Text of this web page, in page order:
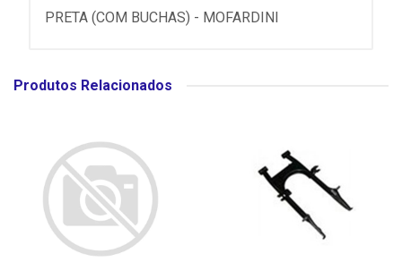
PRETA (COM BUCHAS) - MOFARDINI
Produtos Relacionados